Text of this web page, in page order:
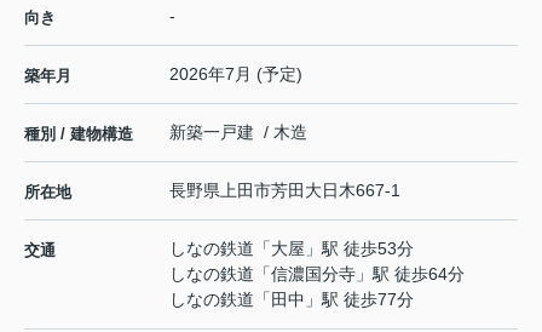
向き -
築年月 2026年7月 (予定)
種別 / 建物構造 新築一戸建 / 木造
所在地 長野県 上田市芳田 大日木667-1
交通 しなの鉄道 「大屋 」駅 徒歩53分
しなの鉄道 「信濃国分寺 」駅 徒歩64分
しなの鉄道 「 田中 」駅 徒歩77分